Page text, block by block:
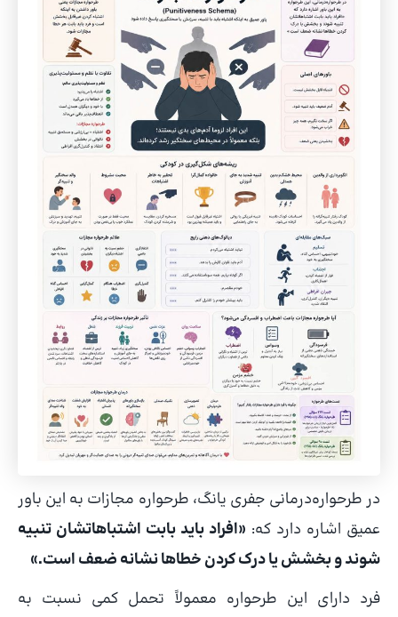
در طرحواره‌درمانی جفری یانگ، طرحواره مجازات به این باور
عمیق اشاره دارد که: «افراد باید بابت اشتباهاتشان تنبیه
شوند و بخشش یا درک کردن خطاها نشانه ضعف است.»
فرد دارای این طرحواره معمولاً تحمل کمی نسبت به